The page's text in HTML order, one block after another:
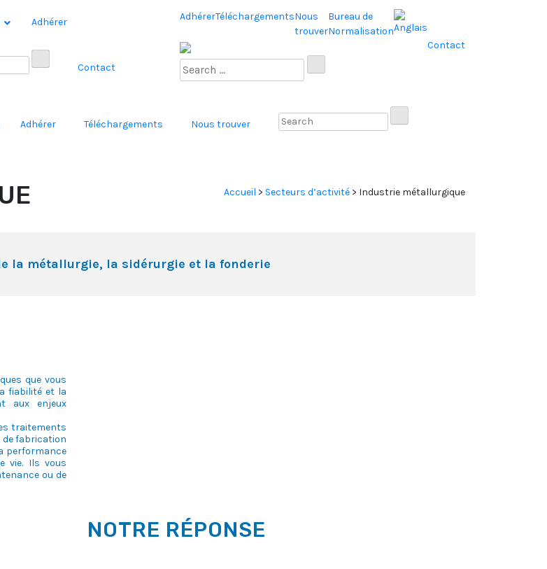
Adhérer
Contact
AdhérerTéléchargementsNous
trouver
Bureau de
Normalisation
Contact
Adhérer Téléchargements Nous trouver
Accueil > Secteurs d’activité > Industrie métallurgique
la métallurgie, la sidérurgie et la fonderie
que vous
fiabilité et la
aux enjeux
traitements
de fabrication
performance
vie. Ils vous
ou de
NOTRE RÉPONSE